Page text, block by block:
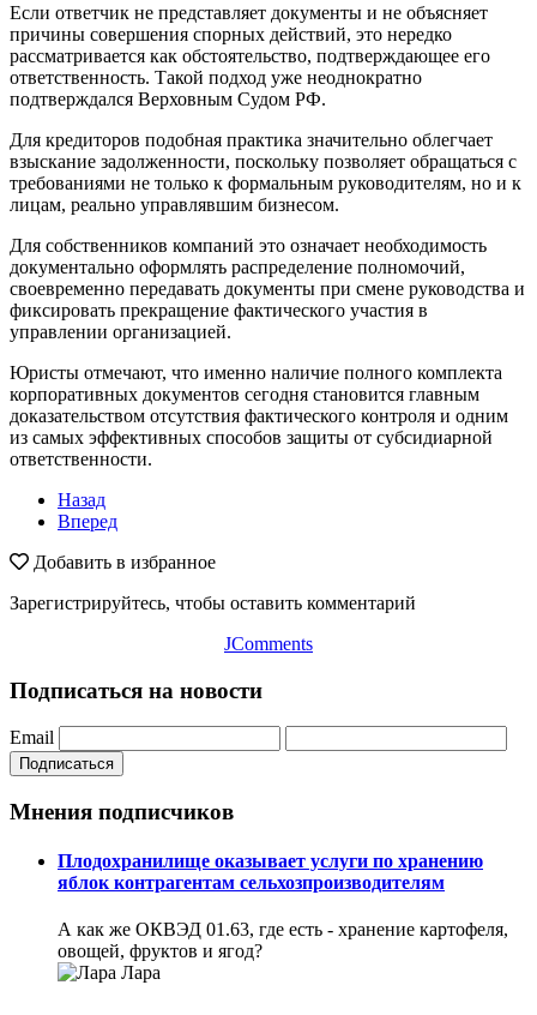
Если ответчик не представляет документы и не объясняет
причины совершения спорных действий, это нередко
рассматривается как обстоятельство, подтверждающее его
ответственность. Такой подход уже неоднократно
подтверждался Верховным Судом РФ.
Для кредиторов подобная практика значительно облегчает
взыскание задолженности, поскольку позволяет обращаться с
требованиями не только к формальным руководителям, но и к
лицам, реально управлявшим бизнесом.
Для собственников компаний это означает необходимость
документально оформлять распределение полномочий,
своевременно передавать документы при смене руководства и
фиксировать прекращение фактического участия в
управлении организацией.
Юристы отмечают, что именно наличие полного комплекта
корпоративных документов сегодня становится главным
доказательством отсутствия фактического контроля и одним
из самых эффективных способов защиты от субсидиарной
ответственности.
Назад
Вперед
Добавить в избранное
Зарегистрируйтесь, чтобы оставить комментарий
JComments
Подписаться на новости
Email
Подписаться
Мнения подписчиков
Плодохранилище оказывает услуги по хранению
яблок контрагентам сельхозпроизводителям
А как же ОКВЭД 01.63, где есть - хранение картофеля,
овощей, фруктов и ягод?
Лара